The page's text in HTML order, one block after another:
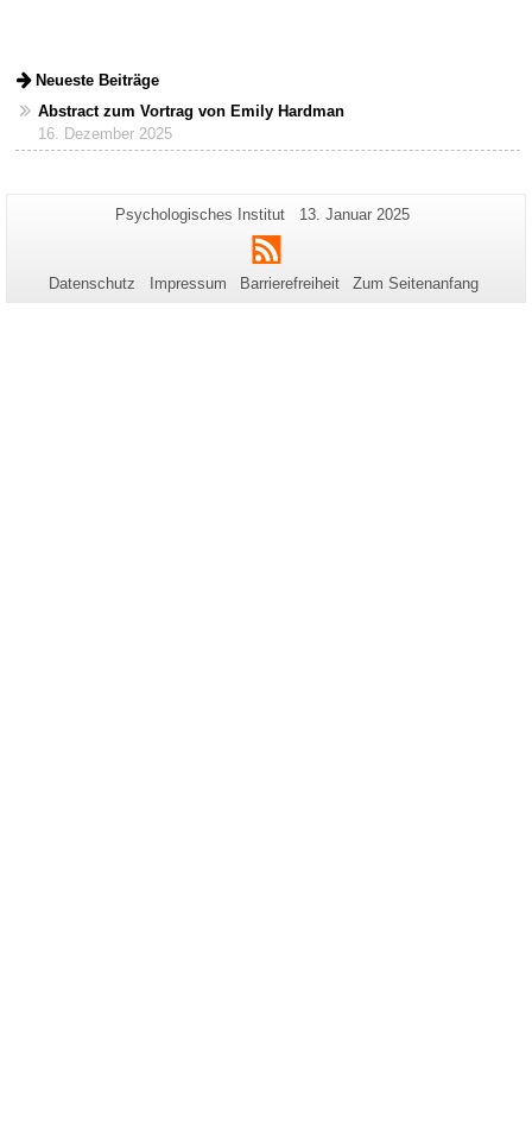
Neueste Beiträge
Abstract zum Vortrag von Emily Hardman
16. Dezember 2025
Zusätzliche
Informationen
zu
dieser
Seiten-
Psychologisches Institut
Letzte
13. Januar 2025
RSS
Datenschutz Impressum Barrierefreiheit Zum Seitenanfang